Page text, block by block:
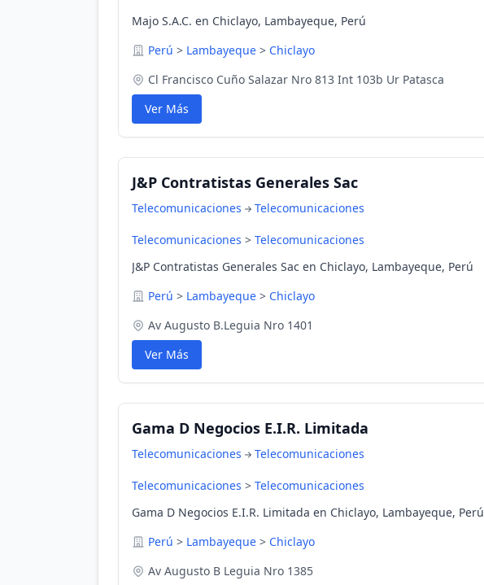
Majo S.A.C. en Chiclayo, Lambayeque, Perú
Perú > Lambayeque > Chiclayo
Cl Francisco Cuño Salazar Nro 813 Int 103b Ur Patasca
Ver Más
J&P Contratistas Generales Sac
Telecomunicaciones Telecomunicaciones
Telecomunicaciones > Telecomunicaciones
J&P Contratistas Generales Sac en Chiclayo, Lambayeque, Perú
Perú > Lambayeque > Chiclayo
Av Augusto B.Leguia Nro 1401
Ver Más
Gama D Negocios E.I.R. Limitada
Telecomunicaciones Telecomunicaciones
Telecomunicaciones > Telecomunicaciones
Gama D Negocios E.I.R. Limitada en Chiclayo, Lambayeque, Perú
Perú > Lambayeque > Chiclayo
Av Augusto B Leguia Nro 1385